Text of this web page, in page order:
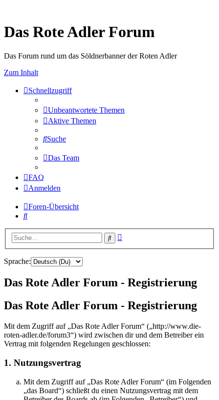
Das Rote Adler Forum
Das Forum rund um das Söldnerbanner der Roten Adler
Zum Inhalt
Schnellzugriff
Unbeantwortete Themen
Aktive Themen
Suche
Das Team
FAQ
Anmelden
Foren-Übersicht
Suche
Suche
Sprache:
Das Rote Adler Forum - Registrierung
Das Rote Adler Forum - Registrierung
Mit dem Zugriff auf „Das Rote Adler Forum“ („http://www.die-
roten-adler.de/forum3“) wird zwischen dir und dem Betreiber ein
Vertrag mit folgenden Regelungen geschlossen:
1. Nutzungsvertrag
Mit dem Zugriff auf „Das Rote Adler Forum“ (im Folgenden
„das Board“) schließt du einen Nutzungsvertrag mit dem